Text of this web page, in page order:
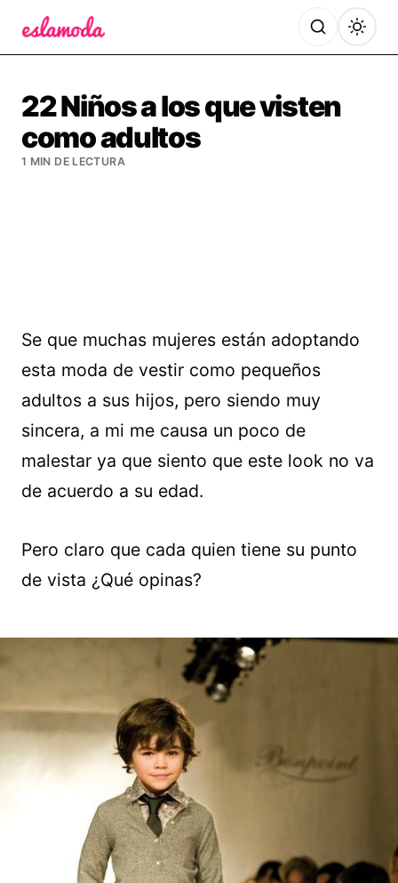
22 Niños a los que visten
como adultos
1 MIN DE LECTURA
Se que muchas mujeres están adoptando
esta moda de vestir como pequeños
adultos a sus hijos, pero siendo muy
sincera, a mi me causa un poco de
malestar ya que siento que este look no va
de acuerdo a su edad.
Pero claro que cada quien tiene su punto
de vista ¿Qué opinas?